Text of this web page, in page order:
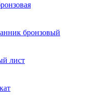
бронзовый
лист